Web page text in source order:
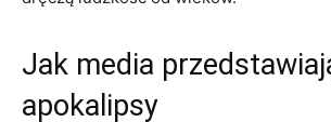
Jak media
apokalipsy